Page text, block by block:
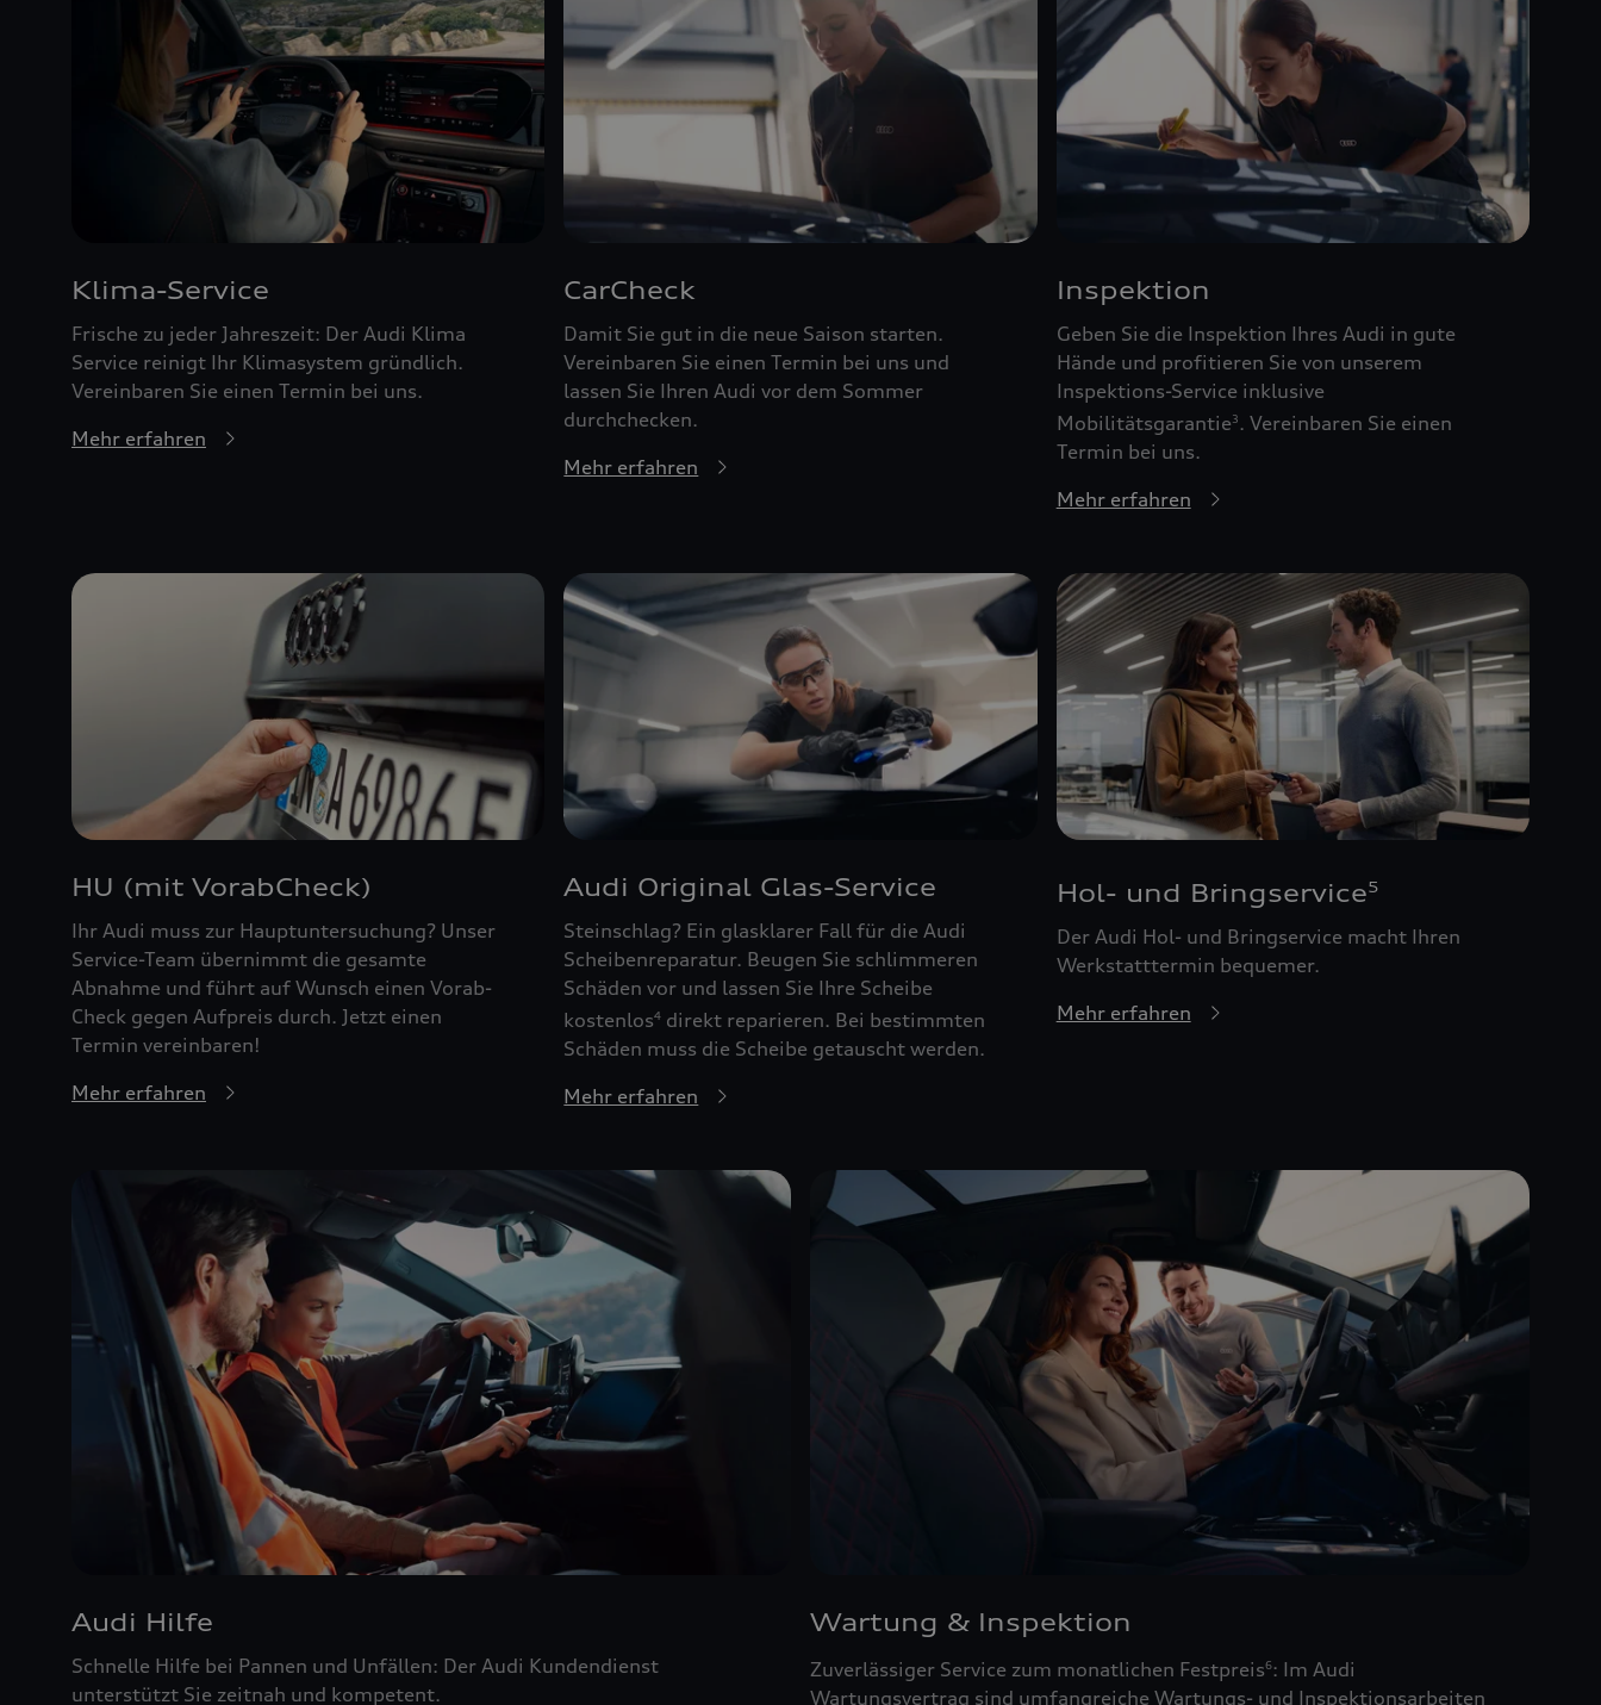
Klima-Service
Frische zu jeder Jahreszeit: Der Audi Klima
Service reinigt Ihr Klimasystem gründlich.
Vereinbaren Sie einen Termin bei uns.
Mehr erfahren
CarCheck
Damit Sie gut in die neue Saison starten.
Vereinbaren Sie einen Termin bei uns und
lassen Sie Ihren Audi vor dem Sommer
durchchecken.
Mehr erfahren
Inspektion
Geben Sie die Inspektion Ihres Audi in gute
Hände und profitieren Sie von unserem
Inspektions-Service inklusive
Mobilitätsgarantie3. Vereinbaren Sie einen
Termin bei uns.
Mehr erfahren
HU (mit VorabCheck)
Ihr Audi muss zur Hauptuntersuchung? Unser
Service-Team übernimmt die gesamte
Abnahme und führt auf Wunsch einen Vorab-
Check gegen Aufpreis durch. Jetzt einen
Termin vereinbaren!
Mehr erfahren
Audi Original Glas-Service
Steinschlag? Ein glasklarer Fall für die Audi
Scheibenreparatur. Beugen Sie schlimmeren
Schäden vor und lassen Sie Ihre Scheibe
kostenlos4 direkt reparieren. Bei bestimmten
Schäden muss die Scheibe getauscht werden.
Mehr erfahren
Hol- und Bringservice5
Der Audi Hol- und Bringservice macht Ihren
Werkstatttermin bequemer.
Mehr erfahren
Audi Hilfe
Schnelle Hilfe bei Pannen und Unfällen: Der Audi Kundendienst
unterstützt Sie zeitnah und kompetent.
Wartung & Inspektion
Zuverlässiger Service zum monatlichen Festpreis6: Im Audi
Wartungsvertrag sind umfangreiche Wartungs- und Inspektionsarbeiten